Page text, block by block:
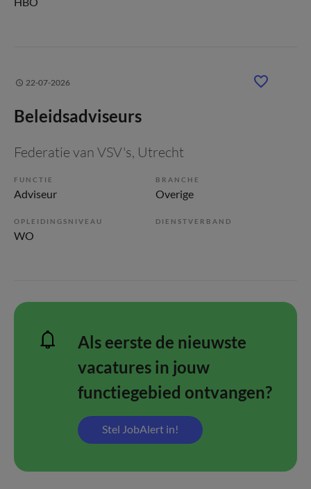
22-07-2026
Beleidsadviseurs
Federatie van VSV's, Utrecht
FUNCTIE
Adviseur
BRANCHE
Overige
OPLEIDINGSNIVEAU
WO
DIENSTVERBAND
Als eerste de nieuwste
vacatures in jouw
functiegebied ontvangen?
Stel JobAlert in!